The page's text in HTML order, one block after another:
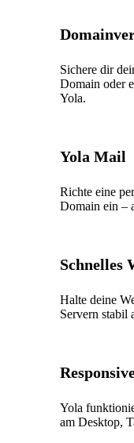
Sichere dir
Domain oder
Yola.
Yola Mail
Richte eine
Domain ein –
Schnelles
Halte deine
Servern stabil
Yola
am Desktop,